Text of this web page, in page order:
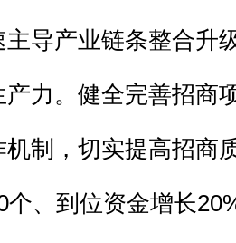
导产业链条整合升
产力。健全完善招商
制，切实提高招商
个、到位资金增长